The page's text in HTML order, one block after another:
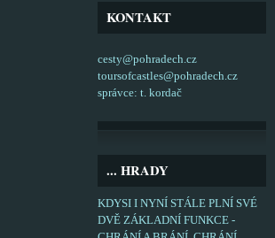
KONTAKT
cesty@pohradech.cz
toursofcastles@pohradech.cz
správce: t. kordač
... HRADY
KDYSI I NYNÍ STÁLE PLNÍ SVÉ
DVĚ ZÁKLADNÍ FUNKCE -